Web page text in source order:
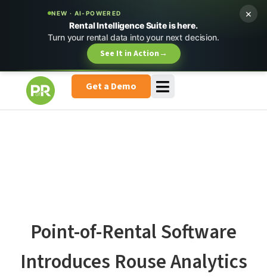
NEW · AI-POWERED
Rental Intelligence Suite is here.
Turn your rental data into your next decision.
See It in Action→
×
Get a Demo
Point-of-Rental Software
Introduces Rouse Analytics